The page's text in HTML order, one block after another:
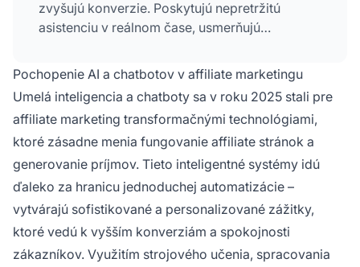
zvyšujú konverzie. Poskytujú nepretržitú
asistenciu v reálnom čase, usmerňujú
affiliate ponukám a zároveň znižujú
prevádzkové náklady.
Pochopenie AI a chatbotov v affiliate marketingu
Umelá inteligencia a chatboty sa v roku 2025 stali pre
affiliate marketing transformačnými technológiami,
ktoré zásadne menia fungovanie affiliate stránok a
generovanie príjmov. Tieto inteligentné systémy idú
ďaleko za hranicu jednoduchej automatizácie –
vytvárajú sofistikované a personalizované zážitky,
ktoré vedú k vyšším konverziám a spokojnosti
zákazníkov. Využitím strojového učenia, spracovania